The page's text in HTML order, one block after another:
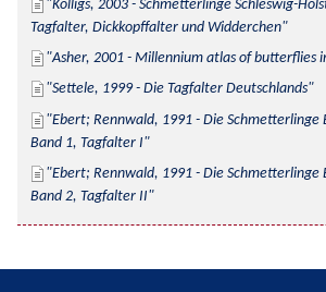
Kolligs, 2003 - Schmetterlinge Schleswig-
Tagfalter, Dickkopffalter und Widderchen
Asher, 2001 - Millennium atlas of butterflies
Settele, 1999 - Die Tagfalter Deutschlands
Ebert; Rennwald, 1991 - Die Schmetterlinge
Band 1, Tagfalter I
Ebert; Rennwald, 1991 - Die Schmetterlinge
Band 2, Tagfalter II